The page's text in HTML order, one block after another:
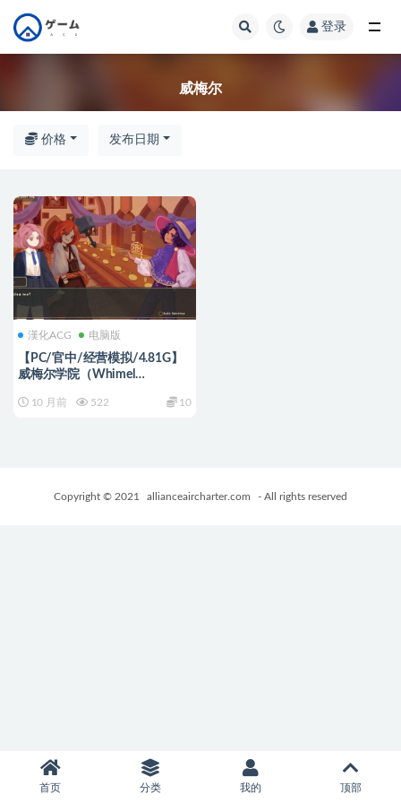
登录
威梅尔
价格 发布日期
漢化ACG 电脑版
【PC/官中/经营模拟/4.81G】
威梅尔学院（Whimel
法学院治愈模拟经营游戏
10 月前 522 10
Copyright © 2021 allianceaircharter.com - All rights reserved
首页 分类 我的 顶部